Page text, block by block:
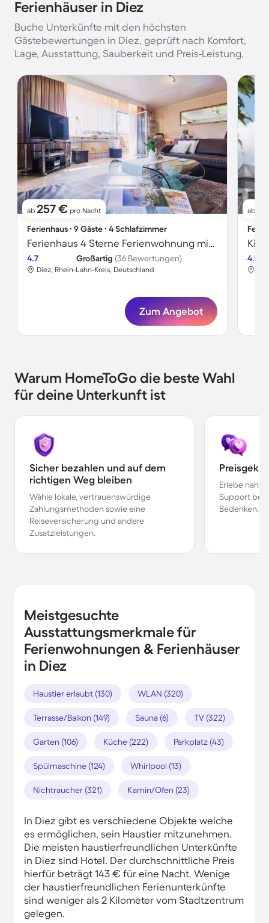
Ferienhäuser in Diez
Buche Unterkünfte mit den höchsten
Gästebewertungen in Diez, geprüft nach Komfort,
Lage, Ausstattung, Sauberkeit und Preis-Leistung.
ab 257 € pro Nacht
Ferienhaus ∙ 9 Gäste ∙ 4 Schlafzimmer
Ferienhaus 4 Sterne Ferienwohnung mit 4 Schlafzimmern
4.7 Großartig (36 Bewertungen)
Diez, Rhein-Lahn-Kreis, Deutschland
Zum Angebot
ab
4.9
Warum HomeToGo die beste Wahl
für deine Unterkunft ist
Sicher bezahlen und auf dem
richtigen Weg bleiben
Wähle lokale, vertrauenswürdige
Zahlungsmethoden sowie eine
Reiseversicherung und andere
Zusatzleistungen.
Erlebe
Support bei
Bedenken.
Meistgesuchte
Ausstattungsmerkmale für
Ferienwohnungen & Ferienhäuser
in Diez
Haustier erlaubt (130) WLAN (320)
Terrasse/Balkon (149) Sauna (6) TV (322)
Garten (106) Küche (222) Parkplatz (43)
Spülmaschine (124) Whirlpool (13)
Nichtraucher (321) Kamin/Ofen (23)
In Diez gibt es verschiedene Objekte welche
es ermöglichen, sein Haustier mitzunehmen.
Die meisten haustierfreundlichen Unterkünfte
in Diez sind Hotel. Der durchschnittliche Preis
hierfür beträgt 143 € für eine Nacht. Wenige
der haustierfreundlichen Ferienunterkünfte
sind weniger als 2 Kilometer vom Stadtzentrum
gelegen.